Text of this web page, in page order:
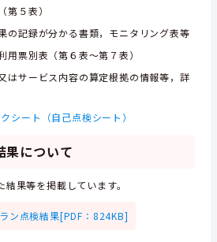
第５表）
の記録が分かる書類，モニタリング表等
用票別表（第６表～第７表）
はサービス内容の算定根拠の情報等，詳
シート（自己点検シート）
果について
果等を掲載しています。
ン点検結果[PDF：824KB]